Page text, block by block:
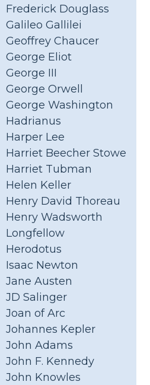
Frederick Douglass
Galileo Gallilei
Geoffrey Chaucer
George Eliot
George III
George Orwell
George Washington
Hadrianus
Harper Lee
Harriet Beecher Stowe
Harriet Tubman
Helen Keller
Henry David Thoreau
Henry Wadsworth
Longfellow
Herodotus
Isaac Newton
Jane Austen
JD Salinger
Joan of Arc
Johannes Kepler
John Adams
John F. Kennedy
John Knowles